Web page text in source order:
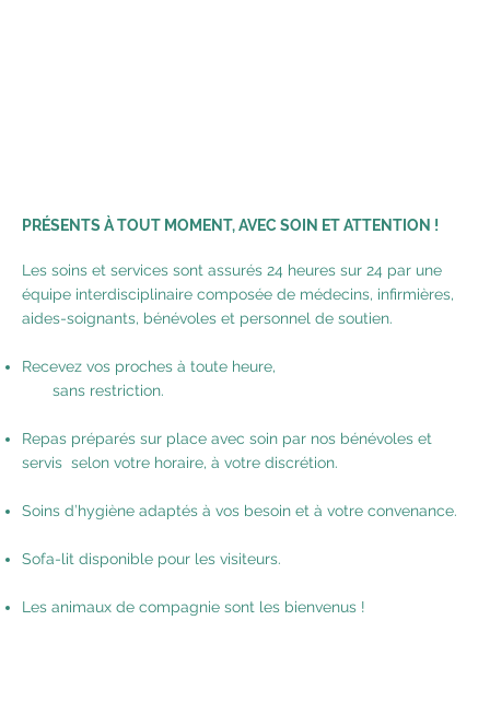
PRÉSENTS À TOUT MOMENT, AVEC SOIN ET ATTENTION !
Les soins et services sont assurés 24 heures sur 24 par une
équipe interdisciplinaire composée de médecins, infirmières,
aides-soignants, bénévoles et personnel de soutien.
Recevez vos proches à toute heure,
sans restriction.
Repas préparés sur place avec soin par nos bénévoles et
servis selon votre horaire, à votre discrétion.
Soins d’hygiène adaptés à vos besoin et à votre convenance.
Sofa-lit disponible pour les visiteurs.
Les animaux de compagnie sont les bienvenus !